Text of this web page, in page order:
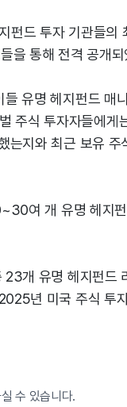
드 투자 기관들의
을 통해 전격 공개되
유명 헤지펀드 매
주식 투자자들에게
는지와 최근 보유 주
여 개 유명 헤지
개 유명 헤지펀드
년 미국 주식 투
수 있습니다.